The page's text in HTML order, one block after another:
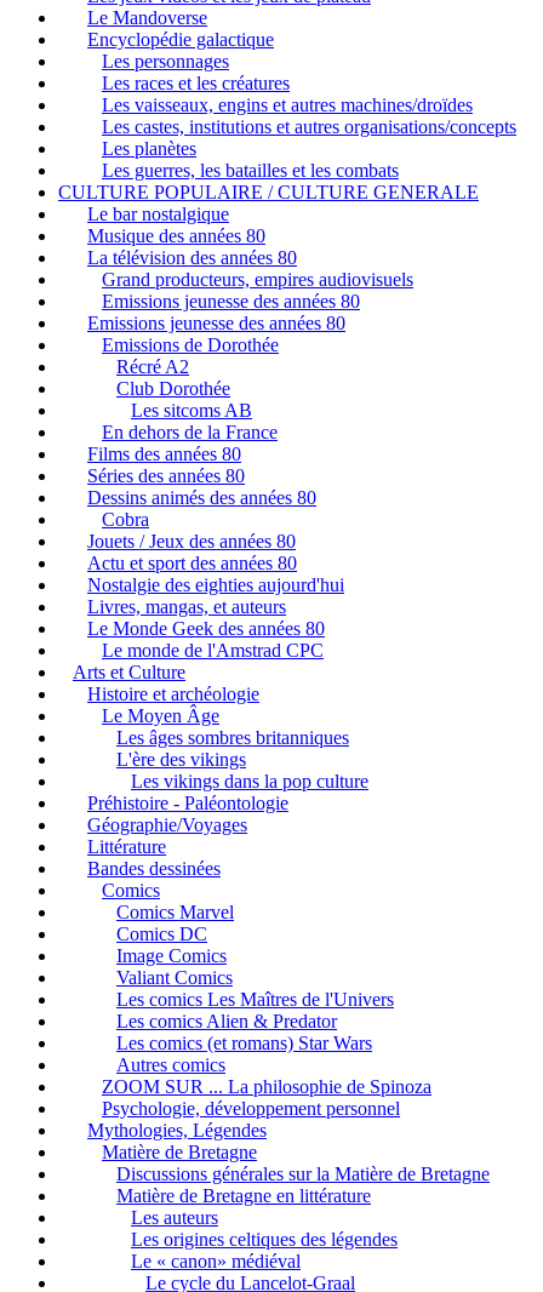
Le Mandoverse
Encyclopédie galactique
Les personnages
Les races et les créatures
Les vaisseaux, engins et autres machines/droïdes
Les castes, institutions et autres organisations/concepts
Les planètes
Les guerres, les batailles et les combats
CULTURE POPULAIRE / CULTURE GENERALE
Le bar nostalgique
Musique des années 80
La télévision des années 80
Grand producteurs, empires audiovisuels
Emissions jeunesse des années 80
Emissions jeunesse des années 80
Emissions de Dorothée
Récré A2
Club Dorothée
Les sitcoms AB
En dehors de la France
Films des années 80
Séries des années 80
Dessins animés des années 80
Cobra
Jouets / Jeux des années 80
Actu et sport des années 80
Nostalgie des eighties aujourd'hui
Livres, mangas, et auteurs
Le Monde Geek des années 80
Le monde de l'Amstrad CPC
Arts et Culture
Histoire et archéologie
Le Moyen Âge
Les âges sombres britanniques
L'ère des vikings
Les vikings dans la pop culture
Préhistoire - Paléontologie
Géographie/Voyages
Littérature
Bandes dessinées
Comics
Comics Marvel
Comics DC
Image Comics
Valiant Comics
Les comics Les Maîtres de l'Univers
Les comics Alien & Predator
Les comics (et romans) Star Wars
Autres comics
ZOOM SUR ... La philosophie de Spinoza
Psychologie, développement personnel
Mythologies, Légendes
Matière de Bretagne
Discussions générales sur la Matière de Bretagne
Matière de Bretagne en littérature
Les auteurs
Les origines celtiques des légendes
Le « canon» médiéval
Le cycle du Lancelot-Graal